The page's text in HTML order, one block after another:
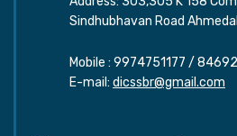
Sindhubhavan Road
Mobile : 9974751177 /
E-mail: dicssbr@gmail.com